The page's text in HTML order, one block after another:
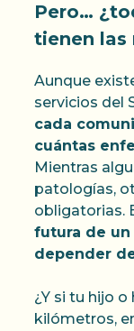
Pero…
tienen las
Aunque
servicios del
cada
cuántas
Mientras
patologías,
obligatorias.
futura de
depender
¿Y si tu hijo
kilómetros,